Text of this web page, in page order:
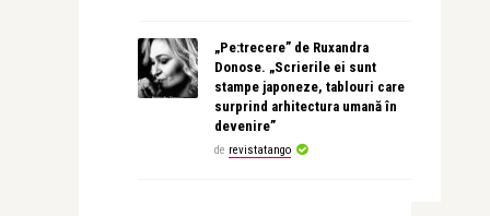
„Pe:trecere” de Ruxandra
Donose. „Scrierile ei sunt
stampe japoneze, tablouri care
surprind arhitectura umană în
devenire”
de revistatango